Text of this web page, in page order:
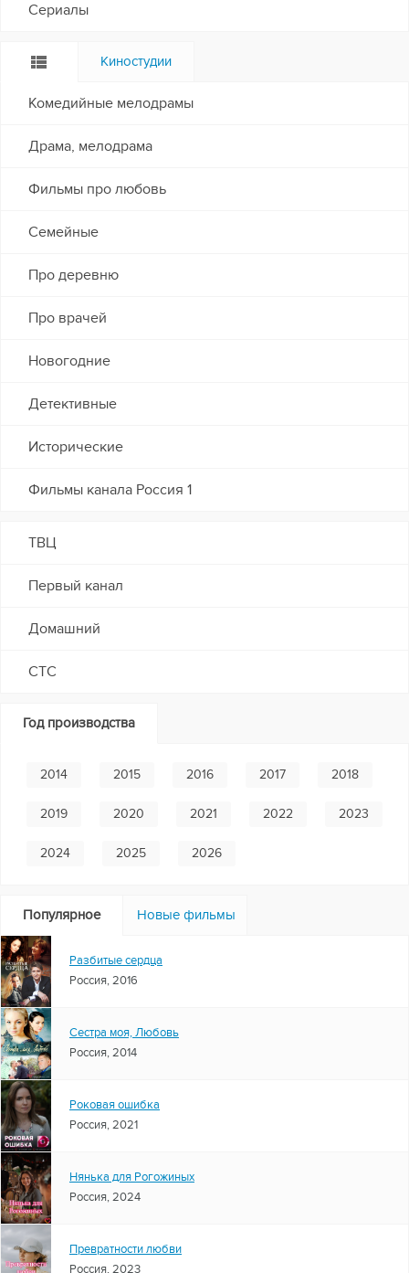
Сериалы
Киностудии
Комедийные мелодрамы
Драма, мелодрама
Фильмы про любовь
Семейные
Про деревню
Про врачей
Новогодние
Детективные
Исторические
Фильмы канала Россия 1
ТВЦ
Первый канал
Домашний
СТС
Год производства
2014 2015 2016 2017 2018
2019 2020 2021 2022 2023
2024 2025 2026
Популярное Новые фильмы
Разбитые сердца
Россия, 2016
Сестра моя, Любовь
Россия, 2014
Роковая ошибка
Россия, 2021
Нянька для Рогожиных
Россия, 2024
Превратности любви
Россия, 2023